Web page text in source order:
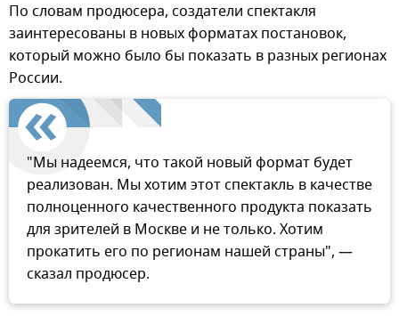
По словам продюсера, создатели спектакля
заинтересованы в новых форматах постановок,
который можно было бы показать в разных регионах
России.
"Мы надеемся, что такой новый формат будет
реализован. Мы хотим этот спектакль в качестве
полноценного качественного продукта показать
для зрителей в Москве и не только. Хотим
прокатить его по регионам нашей страны", —
сказал продюсер.